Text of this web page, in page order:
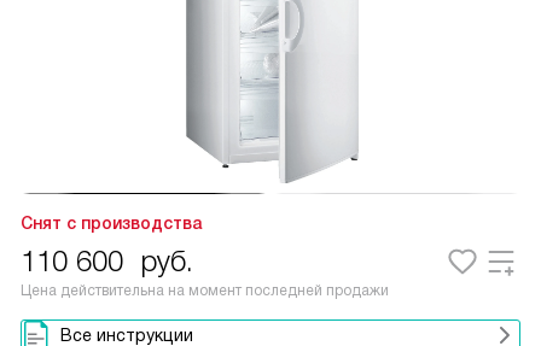
Снят с производства
110 600 руб.
Цена действительна на момент последней продажи
Все инструкции